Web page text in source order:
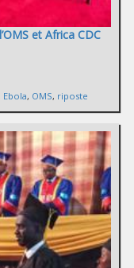
et Africa CDC
Ebola, OMS, riposte